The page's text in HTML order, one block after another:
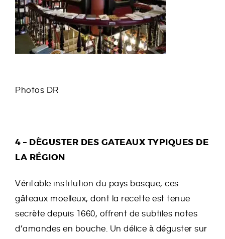
Photos DR
4 – DÈGUSTER DES GATEAUX TYPIQUES DE
LA RÉGION
Véritable institution du pays basque, ces
gâteaux moelleux, dont la recette est tenue
secrète depuis 1660, offrent de subtiles notes
d’amandes en bouche. Un délice à déguster sur